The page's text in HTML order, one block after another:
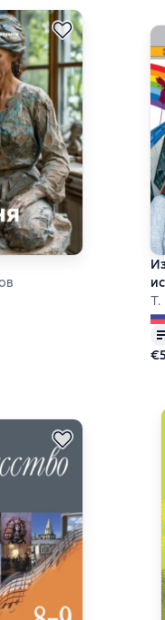
рейтинг 0 на основе 0
Т.
Text